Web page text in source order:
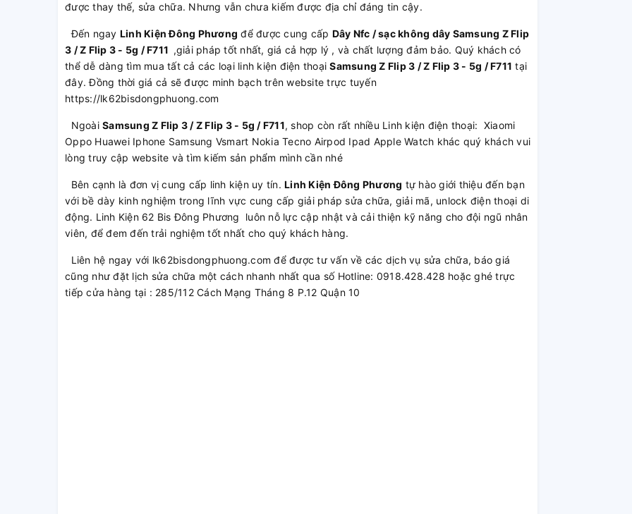
được thay thế, sửa chữa. Nhưng vẫn chưa kiếm được địa chỉ đáng tin cậy.
Đến ngay Linh Kiện Đông Phương để được cung cấp Dây Nfc / sạc không dây Samsung Z Flip
3 / Z Flip 3 - 5g / F711 ,giải pháp tốt nhất, giá cả hợp lý , và chất lượng đảm bảo. Quý khách có
thể dễ dàng tìm mua tất cả các loại linh kiện điện thoạiSamsung Z Flip 3 / Z Flip 3 - 5g / F711 tại
đây. Đồng thời giá cả sẽ được minh bạch trên website trực tuyến
https://lk62bisdongphuong.com
Ngoài Samsung Z Flip 3 / Z Flip 3 - 5g / F711, shop còn rất nhiều Linh kiện điện thoại: Xiaomi
Oppo Huawei Iphone Samsung Vsmart Nokia Tecno Airpod Ipad Apple Watch khác quý khách vui
lòng truy cập website và tìm kiếm sản phẩm mình cần nhé
Bên cạnh là đơn vị cung cấp linh kiện uy tín. Linh Kiện Đông Phương tự hào giới thiệu đến bạn
với bề dày kinh nghiệm trong lĩnh vực cung cấp giải pháp sửa chữa, giải mã, unlock điện thoại di
động. Linh Kiện 62 Bis Đông Phương luôn nỗ lực cập nhật và cải thiện kỹ năng cho đội ngũ nhân
viên, để đem đến trải nghiệm tốt nhất cho quý khách hàng.
Liên hệ ngay với lk62bisdongphuong.com để được tư vấn về các dịch vụ sửa chữa, báo giá
cũng như đặt lịch sửa chữa một cách nhanh nhất qua số Hotline: 0918.428.428 hoặc ghé trực
tiếp cửa hàng tại : 285/112 Cách Mạng Tháng 8 P.12 Quận 10